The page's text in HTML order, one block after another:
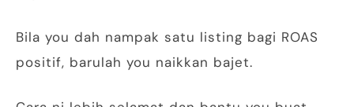
Bila you dah nampak satu listing bagi ROAS
positif, barulah you naikkan bajet.